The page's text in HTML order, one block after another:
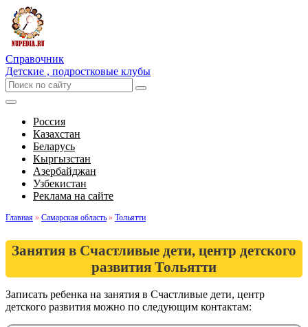
Справочник
Детские , подростковые клубы
Россия
Казахстан
Беларусь
Кыргызстан
Азербайджан
Узбекистан
Реклама на сайте
Главная » Самарская область » Тольятти
Занятия в Счастливые дети, центр детского
развития Тольятти
Записать ребенка на занятия в Счастливые дети, центр
детского развития можно по следующим контактам: